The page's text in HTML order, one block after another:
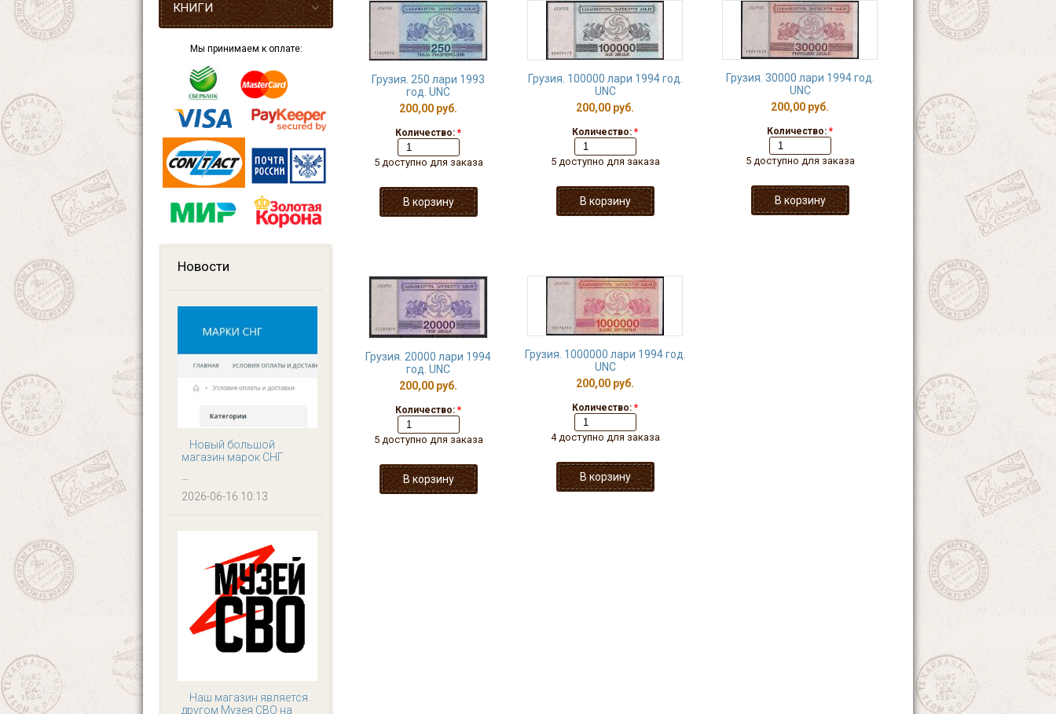
КНИГИ
Мы принимаем к оплате:
Новости
Новый большой
магазин марок СНГ
...
2026-06-16 10:13
Наш магазин является
другом Музея СВО на
Грузия. 250 лари 1993
год. UNC
200,00 руб.
Количество: *
5 доступно для заказа
Грузия. 100000 лари 1994 год.
UNC
200,00 руб.
Количество: *
5 доступно для заказа
Грузия. 30000 лари 1994 год.
UNC
200,00 руб.
Количество: *
5 доступно для заказа
Грузия. 20000 лари 1994
год. UNC
200,00 руб.
Количество: *
5 доступно для заказа
Грузия. 1000000 лари 1994 год.
UNC
200,00 руб.
Количество: *
4 доступно для заказа